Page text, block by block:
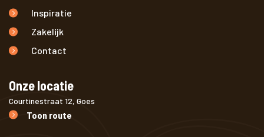
Inspiratie
Zakelijk
Contact
Onze locatie
Courtinestraat 12, Goes
Toon route